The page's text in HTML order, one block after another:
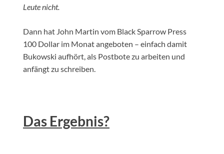
Leute nicht.
Dann hat John Martin vom Black Sparrow Press
100 Dollar im Monat angeboten – einfach damit
Bukowski aufhört, als Postbote zu arbeiten und
anfängt zu schreiben.
Das Ergebnis?